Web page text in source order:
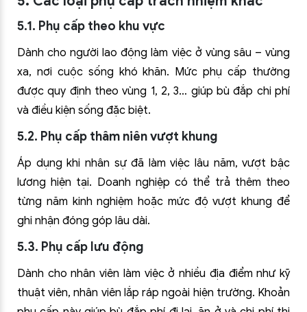
5.1. Phụ cấp theo khu vực
Dành cho người lao động làm việc ở vùng sâu – vùng
xa, nơi cuộc sống khó khăn. Mức phụ cấp thường
được quy định theo vùng 1, 2, 3… giúp bù đắp chi phí
và điều kiện sống đặc biệt.
5.2. Phụ cấp thâm niên vượt khung
Áp dụng khi nhân sự đã làm việc lâu năm, vượt bậc
lương hiện tại. Doanh nghiệp có thể trả thêm theo
từng năm kinh nghiệm hoặc mức độ vượt khung để
ghi nhận đóng góp lâu dài.
5.3. Phụ cấp lưu động
Dành cho nhân viên làm việc ở nhiều địa điểm như kỹ
thuật viên, nhân viên lắp ráp ngoài hiện trường. Khoản